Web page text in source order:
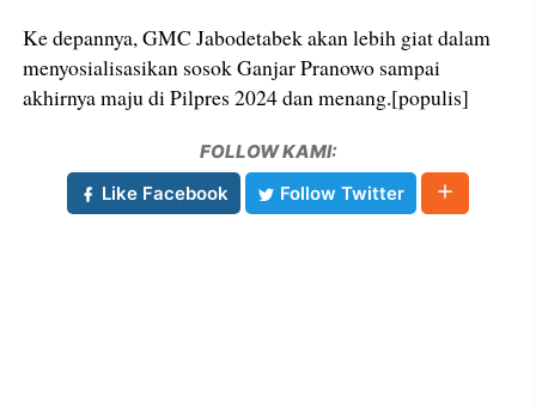
Ke depannya, GMC Jabodetabek akan lebih giat dalam
menyosialisasikan sosok Ganjar Pranowo sampai
akhirnya maju di Pilpres 2024 dan menang.[populis]
FOLLOW KAMI:
Like Facebook
Follow Twitter